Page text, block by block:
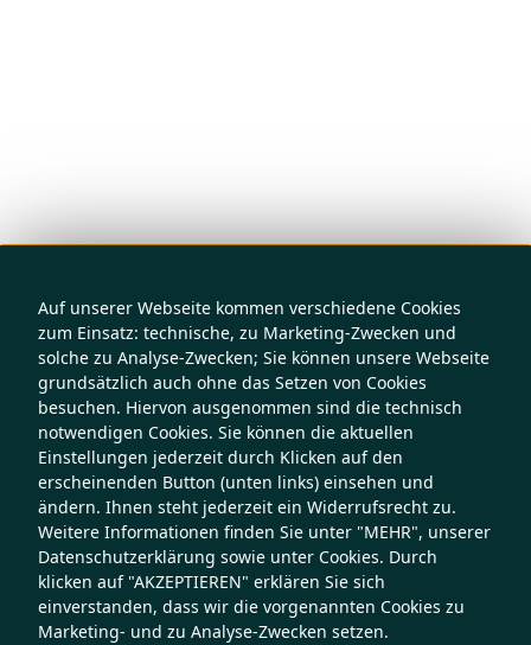
Auf unserer Webseite kommen verschiedene Cookies
zum Einsatz: technische, zu Marketing-Zwecken und
solche zu Analyse-Zwecken; Sie können unsere Webseite
grundsätzlich auch ohne das Setzen von Cookies
besuchen. Hiervon ausgenommen sind die technisch
notwendigen Cookies. Sie können die aktuellen
Einstellungen jederzeit durch Klicken auf den
erscheinenden Button (unten links) einsehen und
ändern. Ihnen steht jederzeit ein Widerrufsrecht zu.
Weitere Informationen finden Sie unter "MEHR", unserer
Datenschutzerklärung sowie unter Cookies. Durch
klicken auf "AKZEPTIEREN" erklären Sie sich
einverstanden, dass wir die vorgenannten Cookies zu
Marketing- und zu Analyse-Zwecken setzen.